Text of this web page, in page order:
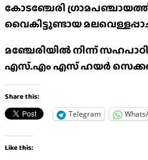
കോടഞ്ചേരി
വൈകിട്ടുണ്ടായ
മഞ്ചേരിയിൽ നിന്ന്
എസ്.എം എസ് ഹയർ
Share this:
Telegram
Like this: